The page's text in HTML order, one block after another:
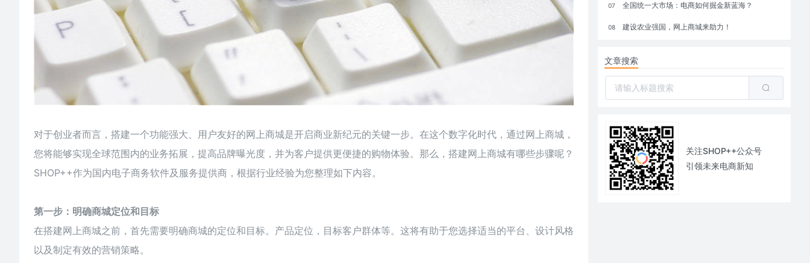
对于创业者而言，搭建一个功能强大、用户友好的网上商城是开启商业新纪元的关键一步。在这个数字化时代，通过网上商城，
您将能够实现全球范围内的业务拓展，提高品牌曝光度，并为客户提供更便捷的购物体验。那么，搭建网上商城有哪些步骤呢？
SHOP++作为国内电子商务软件及服务提供商，根据行业经验为您整理如下内容。
第一步：明确商城定位和目标
在搭建网上商城之前，首先需要明确商城的定位和目标。产品定位，目标客户群体等。这将有助于您选择适当的平台、设计风格
以及制定有效的营销策略。
07 全国统一大市场：电商如何掘金新蓝海？
08 建设农业强国，网上商城来助力！
文章搜索
关注SHOP++公众号
引领未来电商新知